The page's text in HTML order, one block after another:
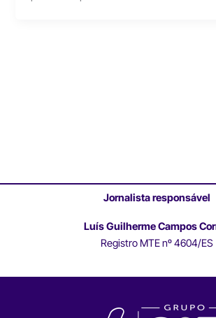
Jornalista responsável
Luís Guilherme Campos
Registro MTE nº 4604/ES